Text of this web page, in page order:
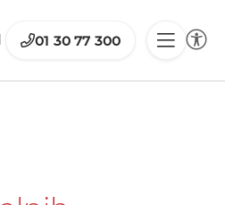
01 30 77 300